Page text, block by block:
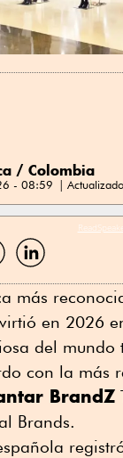
/ Colombia
- 08:59
Compartir
por
más
en 2026
del mundo
con la más
BrandZ
Brands.